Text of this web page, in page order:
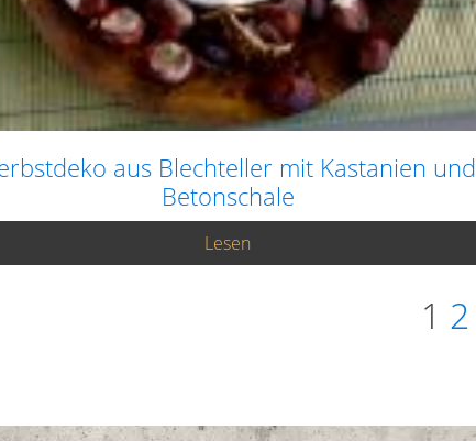
aus Blechteller mit Kastanien und
Betonschale
Lesen
1 2